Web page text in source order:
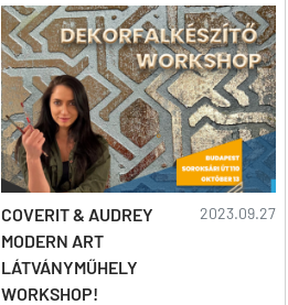
COVERIT & AUDREY
MODERN ART
LÁTVÁNYMŰHELY
WORKSHOP!
2023.09.27